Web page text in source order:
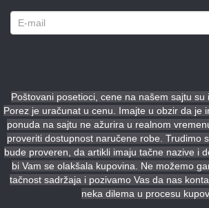
Poštovani posetioci, cene na našem sajtu su
Porez je uračunat u cenu. Imajte u obzir da je
ponuda na sajtu ne ažurira u realnom
proveriti dostupnost naručene robe. Trudimo
bude proveren, da artikli imaju tačne nazive i
bi Vam se olakšala kupovina. Ne možemo
tačnost sadržaja i pozivamo Vas da nas
neka dilema u procesu